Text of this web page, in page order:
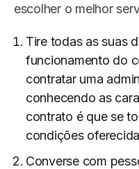
escolher o melhor
Tire todas as suas
funcionamento do
contratar uma
conhecendo as
contrato é que se
condições
Converse com